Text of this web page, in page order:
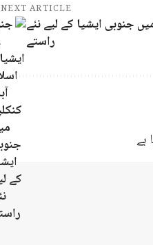
NEXT ARTICLE
جنوبی ایشیا کے لیے نئے
راستے
ہے